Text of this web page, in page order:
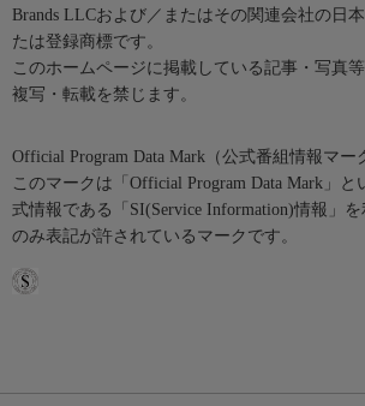
Brands LLCおよび／またはその関連会社の日
たは登録商標です。
このホームページに掲載している記事・写真
複写・転載を禁じます。
Official Program Data Mark（公式番組情報マー
このマークは「Official Program Data Mark」
式情報である「SI(Service Information)情報」
のみ表記が許されているマークです。